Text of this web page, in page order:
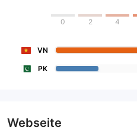
0 2 4
VN
PK
Webseite